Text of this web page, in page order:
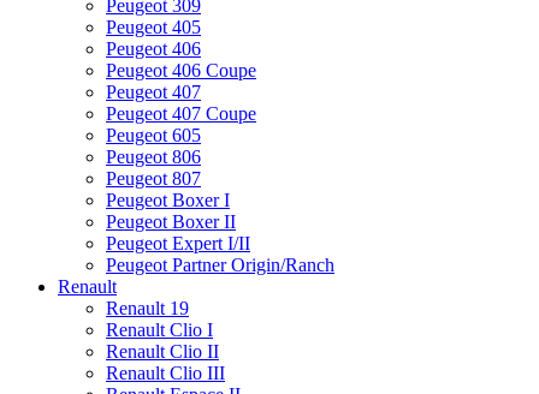
Peugeot 309
Peugeot 405
Peugeot 406
Peugeot 406 Coupe
Peugeot 407
Peugeot 407 Coupe
Peugeot 605
Peugeot 806
Peugeot 807
Peugeot Boxer I
Peugeot Boxer II
Peugeot Expert I/II
Peugeot Partner Origin/Ranch
Renault
Renault 19
Renault Clio I
Renault Clio II
Renault Clio III